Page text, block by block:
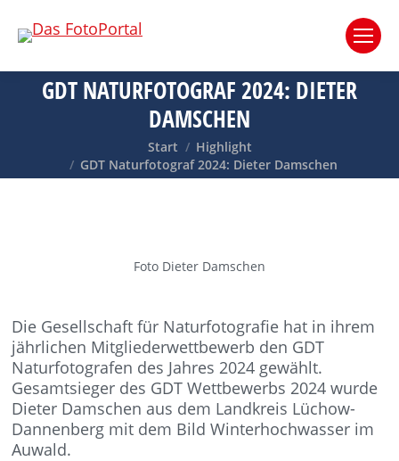
GDT NATURFOTOGRAF 2024: DIETER
DAMSCHEN
Sie befinden sich hier:
Start
Highlight
GDT Naturfotograf 2024: Dieter Damschen
Foto Dieter Damschen
Die Gesellschaft für Naturfotografie hat in ihrem
jährlichen Mitgliederwettbewerb den GDT
Naturfotografen des Jahres 2024 gewählt.
Gesamtsieger des GDT Wettbewerbs 2024 wurde
Dieter Damschen aus dem Landkreis Lüchow-
Dannenberg mit dem Bild Winterhochwasser im
Auwald.